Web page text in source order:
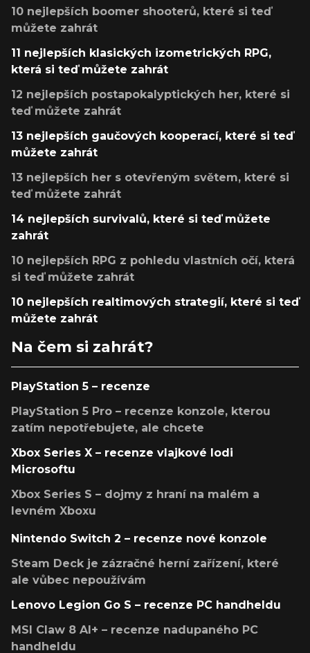
10 nejlepších boomer shooterů, které si teď
můžete zahrát
11 nejlepších klasických izometrických RPG,
která si teď můžete zahrát
12 nejlepších postapokalyptických her, které si
teď můžete zahrát
13 nejlepších gaučových kooperací, které si teď
můžete zahrát
13 nejlepších her s otevřeným světem, které si
teď můžete zahrát
14 nejlepších survivalů, které si teď můžete
zahrát
10 nejlepších RPG z pohledu vlastních očí, která
si teď můžete zahrát
10 nejlepších realtimových strategií, které si teď
můžete zahrát
Na čem si zahrát?
PlayStation 5 – recenze
PlayStation 5 Pro – recenze konzole, kterou
zatím nepotřebujete, ale chcete
Xbox Series X – recenze vlajkové lodi
Microsoftu
Xbox Series S – dojmy z hraní na malém a
levném Xboxu
Nintendo Switch 2 – recenze nové konzole
Steam Deck je zázračné herní zařízení, které
ale vůbec nepoužívám
Lenovo Legion Go S – recenze PC handheldu
MSI Claw 8 AI+ – recenze nadupaného PC
handheldu